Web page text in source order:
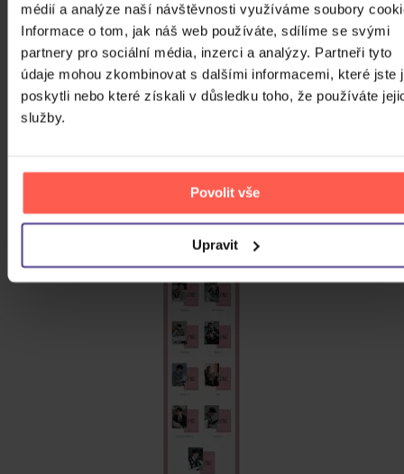
médií a analýze naší návštěvnosti využíváme soubory
Informace o tom, jak náš web používáte, sdílíme se svými
partnery pro sociální média, inzerci a analýzy. Partneři tyto
údaje mohou zkombinovat s dalšími informacemi, které jste
poskytli nebo které získali v důsledku toho, že používáte
služby.
Povolit vše
Upravit